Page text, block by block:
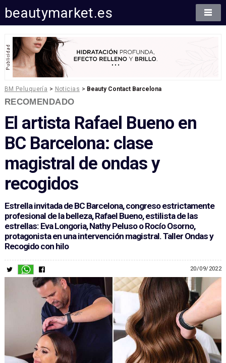
beautymarket.es
BM Peluquería > Noticias > Beauty Contact Barcelona
RECOMENDADO
El artista Rafael Bueno en
BC Barcelona: clase
magistral de ondas y
recogidos
Estrella invitada de BC Barcelona, congreso estrictamente
profesional de la belleza, Rafael Bueno, estilista de las
estrellas: Eva Longoria, Nathy Peluso o Rocío Osorno,
protagonista en una intervención magistral. Taller Ondas y
Recogido con hilo
20/09/2022